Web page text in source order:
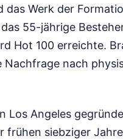
Werk der
55-jährige
Hot 100 erreichte.
Nachfrage nach
Los Angeles
frühen siebziger